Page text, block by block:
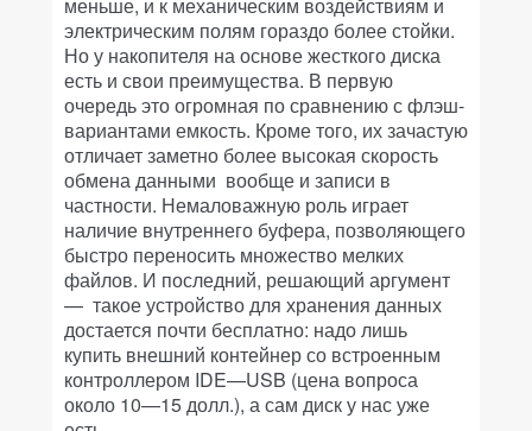
электрическим полям гораздо более стойки.
Но у накопителя на основе жесткого диска
есть и свои преимущества. В первую
очередь это огромная по сравнению с флэш-
вариантами емкость. Кроме того, их зачастую
отличает заметно более высокая скорость
обмена данными вообще и записи в
частности. Немаловажную роль играет
наличие внутреннего буфера, позволяющего
быстро переносить множество мелких
файлов. И последний, решающий аргумент
— такое устройство для хранения данных
достается почти бесплатно: надо лишь
купить внешний контейнер со встроенным
контроллером IDE—USB (цена вопроса
около 10—15 долл.), а сам диск у нас уже